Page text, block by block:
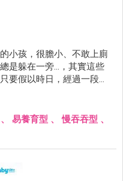
小孩，很膽小、不敢上廁
是躲在一旁…，其實這些
要假以時日，經過一段時
順利度過；但是在某些情
自閉症與智能障礙，或家
無法調適自己身體與心
、 易養育型 、慢吞吞型 、